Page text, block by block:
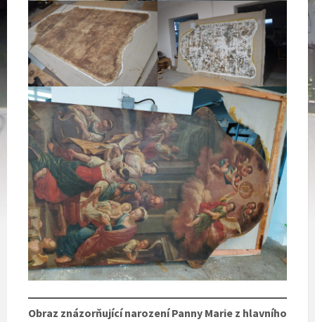
Obraz znázorňující narození Panny Marie z hlavního